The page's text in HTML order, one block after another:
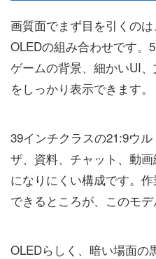
画質面でまず目を引くの
OLEDの組み合わせです。
ゲームの背景、細かいUI
をしっかり表示できます。
39インチクラスの21:9ウ
ザ、資料、チャット、動
になりにくい構成です。
できるところが、このモデ
OLEDらしく、暗い場面の